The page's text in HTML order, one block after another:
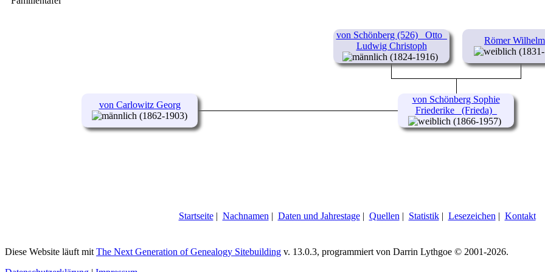
von Schönberg (526) _Otto_
Ludwig Christoph
(1824-1916)
Römer
von Carlowitz Georg
(1862-1903)
von Schönberg Sophie
Friederike _(Frieda)_
(1866-1957)
Startseite| Nachnamen | Daten und Jahrestage| Quellen | Statistik| Lesezeichen | Kontakt
Diese Website läuft mit The Next Generation of Genealogy Sitebuilding v. 13.0.3, programmiert von Darrin Lythgoe © 2001-2026.